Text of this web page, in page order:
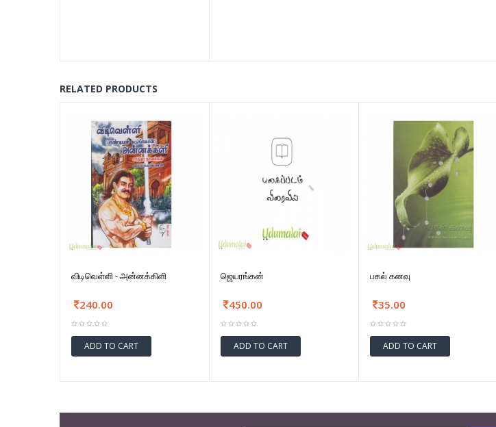
RELATED PRODUCTS
விடிவெள்ளி - அன்னக்கிளி
240.00
ADD TO CART
ஜெயரங்கன்
450.00
ADD TO CART
பகல் கனவு
35.00
ADD TO CART